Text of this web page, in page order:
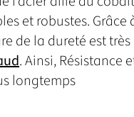
et robustes.
de la dureté est
. Ainsi, Résistance
longtemps